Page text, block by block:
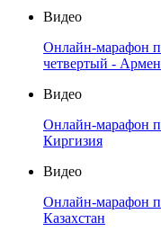
Видео
Онлайн-марафон
четвертый -
Видео
Онлайн-марафон
Киргизия
Видео
Онлайн-марафон
Казахстан